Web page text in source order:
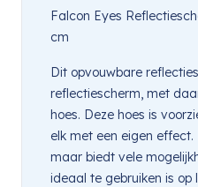
Falcon Eyes
cm
Dit opvouwbare
reflectiescherm, met
hoes. Deze hoes is
elk met een eigen
maar biedt vele
ideaal te gebruiken is op